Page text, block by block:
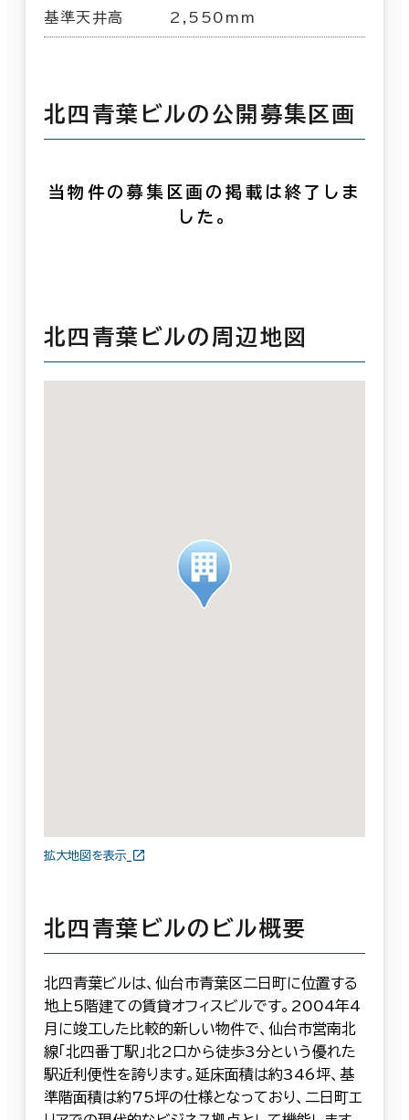
基準天井高 2,550mm
北四青葉ビルの公開募集区画
当物件の募集区画の掲載は終了しま
した。
北四青葉ビルの周辺地図
拡大地図を表示
北四青葉ビルのビル概要
北四青葉ビルは、仙台市青葉区二日町に位置する
地上5階建ての賃貸オフィスビルです。2004年4
月に竣工した比較的新しい物件で、仙台市営南北
線「北四番丁駅」北2口から徒歩3分という優れた
駅近利便性を誇ります。延床面積は約346坪、基
準階面積は約75坪の仕様となっており、二日町エ